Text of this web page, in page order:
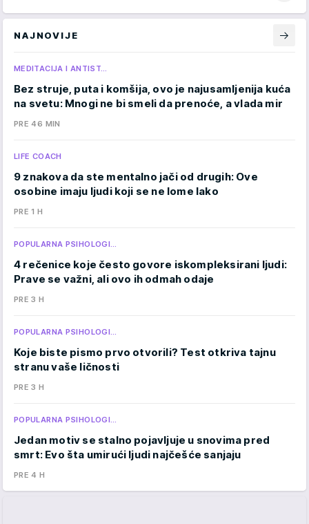
NAJNOVIJE
MEDITACIJA I ANTIST…
Bez struje, puta i komšija, ovo je najusamljenija kuća
na svetu: Mnogi ne bi smeli da prenoće, a vlada mir
PRE 46 MIN
LIFE COACH
9 znakova da ste mentalno jači od drugih: Ove
osobine imaju ljudi koji se ne lome lako
PRE 1 H
POPULARNA PSIHOLOGI…
4 rečenice koje često govore iskompleksirani ljudi:
Prave se važni, ali ovo ih odmah odaje
PRE 3 H
POPULARNA PSIHOLOGI…
Koje biste pismo prvo otvorili? Test otkriva tajnu
stranu vaše ličnosti
PRE 3 H
POPULARNA PSIHOLOGI…
Jedan motiv se stalno pojavljuje u snovima pred
smrt: Evo šta umirući ljudi najčešće sanjaju
PRE 4 H